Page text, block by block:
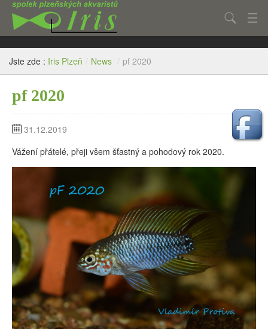
Aktuality
Články
Fotogalerie
O spolku
Kontakt
Inzerce
Hledat
Jste zde : Iris Plzeň / News / pf 2020
pf 2020
31.12.2019
Vážení přátelé, přeji všem šťastný a pohodový rok 2020.